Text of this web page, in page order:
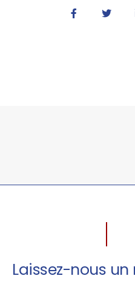
Laissez-nous